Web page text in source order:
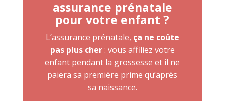
assurance prénatale
pour votre enfant ?
L’assurance prénatale, ça ne coûte
pas plus cher: vous affiliez votre
enfant pendant la grossesse et il ne
paiera sa première prime qu’après
sa naissance.